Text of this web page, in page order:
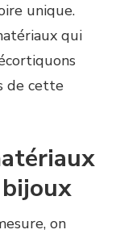
unique.
qui
de cette
on